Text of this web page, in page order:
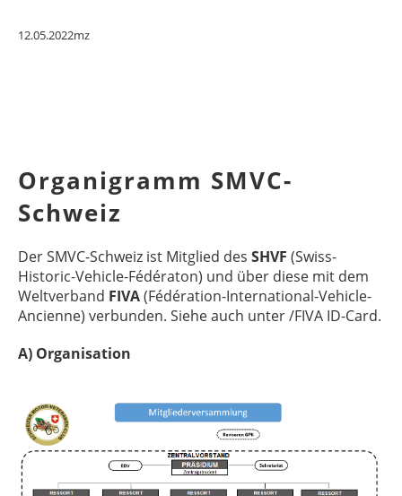
12.05.2022mz
Organigramm SMVC-
Schweiz
Der SMVC-Schweiz ist Mitglied des SHVF (Swiss-
Historic-Vehicle-Fédératon) und über diese mit dem
Weltverband FIVA(Fédération-International-Vehicle-
Ancienne) verbunden. Siehe auch unter /FIVA ID-Card.
A) Organisation